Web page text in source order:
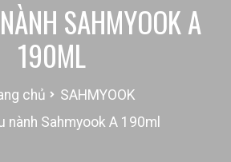
SAHMYOOK A
190ML
chủ
SAHMYOOK
nành Sahmyook A 190ml